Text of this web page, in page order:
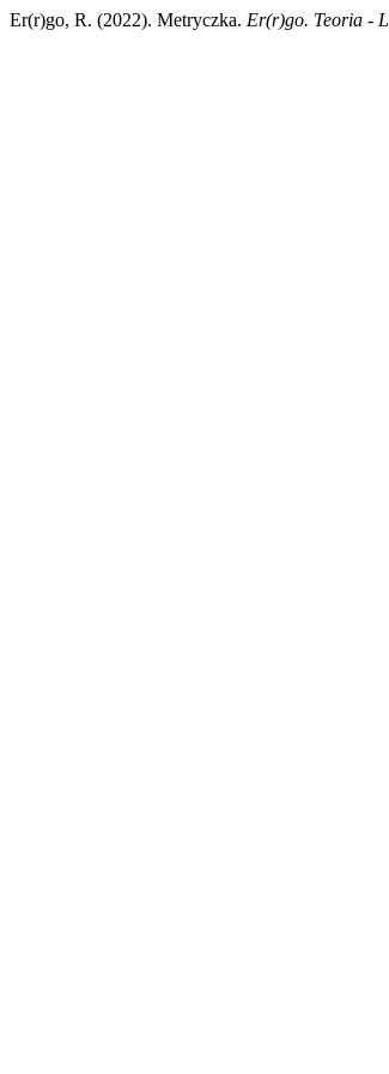
Er(r)go, R. (2022). Metryczka. Er(r)go. Teoria -